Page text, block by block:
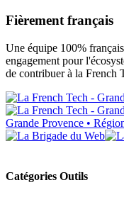
Fièrement français
Une équipe 100%
engagement pour
de contribuer à la French
Grande Provence •
Catégories Outils